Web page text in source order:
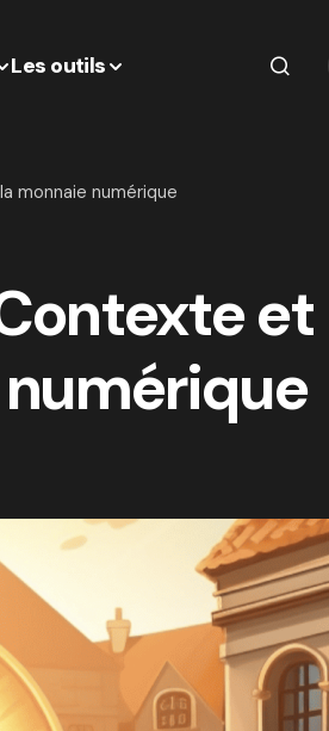
Les outils
monnaie numérique
et